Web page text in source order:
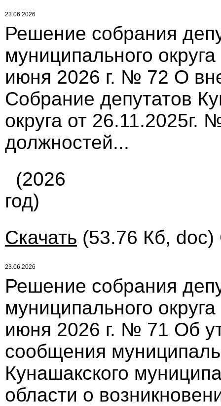
23.06.2026
Решение собрания
муниципального
июня 2026 г. № 72 О
Собрание депутатов
округа от
должностей...
(2026
год)
Скачать (53.76 Кб, doc)
23.06.2026
Решение собрания
муниципального
июня 2026 г. № 71 Об
сообщения
Кунашакского
области о